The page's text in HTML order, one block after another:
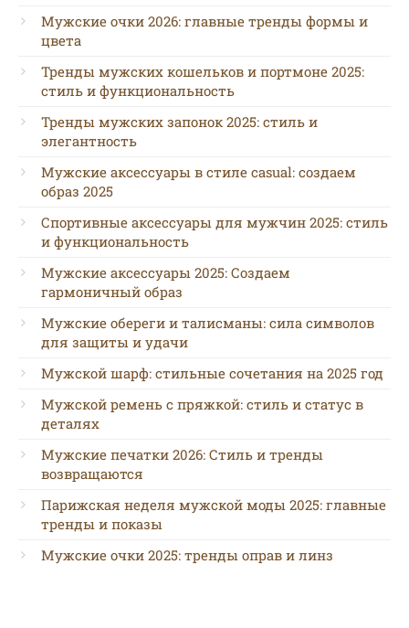
Мужские очки 2026: главные тренды формы и
цвета
Тренды мужских кошельков и портмоне 2025:
стиль и функциональность
Тренды мужских запонок 2025: стиль и
элегантность
Мужские аксессуары в стиле casual: создаем
образ 2025
Спортивные аксессуары для мужчин 2025: стиль
и функциональность
Мужские аксессуары 2025: Создаем
гармоничный образ
Мужские обереги и талисманы: сила символов
для защиты и удачи
Мужской шарф: стильные сочетания на 2025 год
Мужской ремень с пряжкой: стиль и статус в
деталях
Мужские печатки 2026: Стиль и тренды
возвращаются
Парижская неделя мужской моды 2025: главные
тренды и показы
Мужские очки 2025: тренды оправ и линз